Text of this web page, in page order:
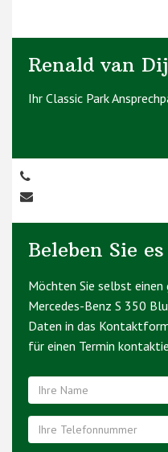
Renald van
Ihr Classic Park
Beleben Sie
Möchten Sie selbst einen
Mercedes-Benz S 350
Daten in das
für einen Termin